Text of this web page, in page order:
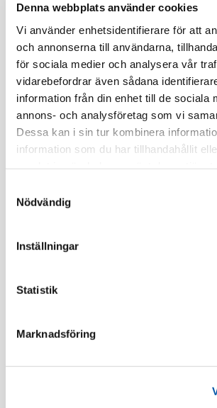
Denna webbplats använder cookies
Vi använder enhetsidentifierare för att
och annonserna till användarna,
för sociala medier och analysera vår
vidarebefordrar även sådana
information från din enhet till de sociala
annons- och analysföretag som vi
Dessa kan i sin tur kombinera
information som du har tillhandahållit
Nödvändig
Inställningar
Statistik
Marknadsföring
Registrera dig
Beskrivning
Specifikation
Elko Elko
fack